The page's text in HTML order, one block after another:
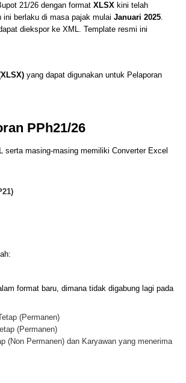
21/26 dengan format XLSXkini telah
berlaku di masa pajak mulai Januari 2025.
diekspor ke XML. Template resmi ini
yang dapat digunakan untuk Pelaporan
PPh21/26
serta masing-masing memiliki Converter Excel
format baru, dimana tidak digabung lagi pada
(Permanen)
(Permanen)
(Non Permanen) dan Karyawan yang menerima